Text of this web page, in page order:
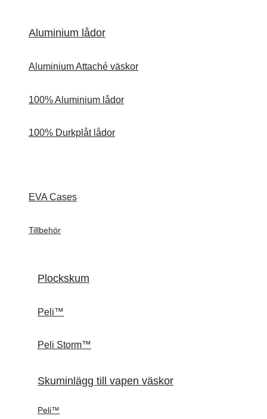
Aluminium lådor
Aluminium Attaché väskor
100% Aluminium lådor
100% Durkplåt lådor
EVA Cases
Tillbehör
Plockskum
Peli™
Peli Storm™
Skuminlägg till vapen väskor
Peli™